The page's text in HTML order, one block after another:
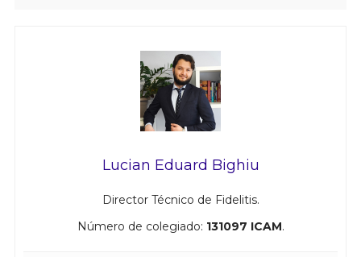
Lucian Eduard Bighiu
Director Técnico de Fidelitis.
Número de colegiado: 131097 ICAM.